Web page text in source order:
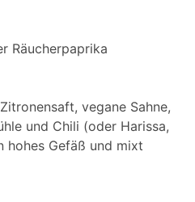
Räucherpaprika
vegane Sahne,
und Chili (oder Harissa,
hohes Gefäß und mixt